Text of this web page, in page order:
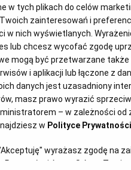
publicznych
Rozdział 1:
zakupów,
przez
4a:
w tych plikach do celów
zainteresowań i
w nich wyświetlanych.
lub chcesz wycofać zgodę
mogą być przetwarzane
i aplikacji lub łączone z
danych jest uzasadniony
masz prawo wyrazić
– w zależności od
w Polityce
wyrażasz zgodę na
Partnerów i Agora S.A. na